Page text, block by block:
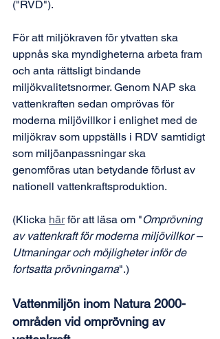
("RVD").
För att miljökraven för ytvatten ska
uppnås ska myndigheterna arbeta fram
och anta rättsligt bindande
miljökvalitetsnormer. Genom NAP ska
vattenkraften sedan omprövas för
moderna miljövillkor i enlighet med de
miljökrav som uppställs i RDV samtidigt
som miljöanpassningar ska
genomföras utan betydande förlust av
nationell vattenkraftsproduktion.
(Klicka här för att läsa om "Omprövning
av vattenkraft för moderna miljövillkor –
Utmaningar och möjligheter inför de
fortsatta prövningarna".)
Vattenmiljön inom Natura 2000-
områden vid omprövning av